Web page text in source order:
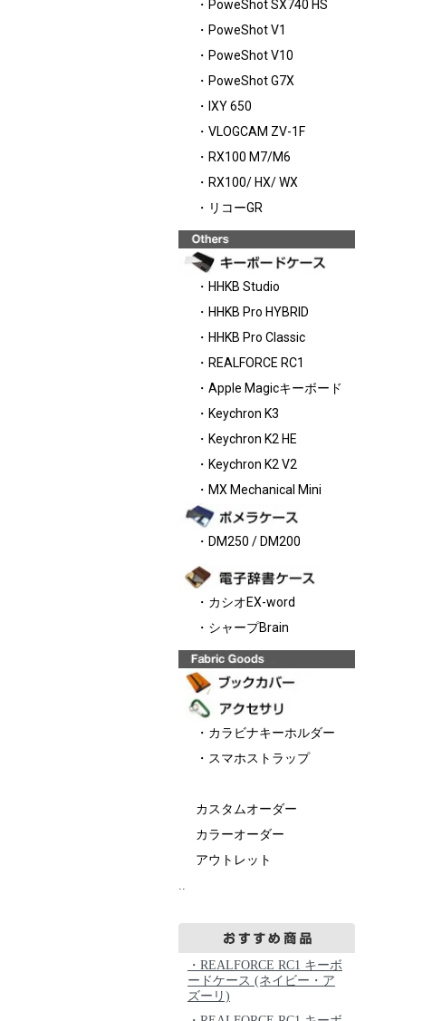
・PoweShot SX740 HS
・PoweShot V1
・PoweShot V10
・PoweShot G7X
・IXY 650
・VLOGCAM ZV-1F
・RX100 M7/M6
・RX100/ HX/ WX
・リコーGR
・HHKB Studio
・HHKB Pro HYBRID
・HHKB Pro Classic
・REALFORCE RC1
・Apple Magicキーボード
・Keychron K3
・Keychron K2 HE
・Keychron K2 V2
・MX Mechanical Mini
・DM250 / DM200
・カシオEX-word
・シャープBrain
・カラビナキーホルダー
・スマホストラップ
カスタムオーダー
カラーオーダー
アウトレット
..
・REALFORCE RC1 キーボ
ードケース (ネイビー・ア
ズーリ)